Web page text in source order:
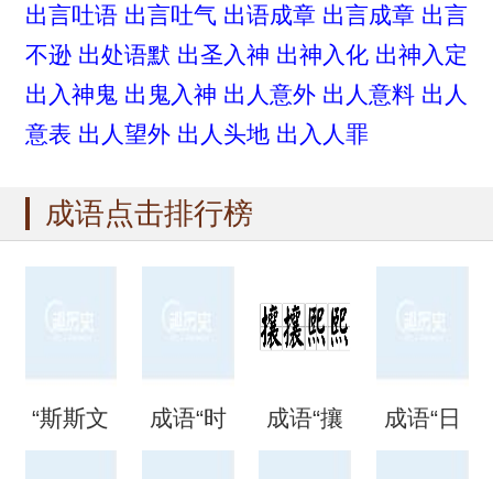
出言吐语 出言吐气 出语成章 出言成章 出言
不逊 出处语默 出圣入神 出神入化 出神入定
出入神鬼 出鬼入神 出人意外 出人意料 出人
意表 出人望外 出人头地 出入人罪
成语点击排行榜
“斯斯文 成语“时 成语“攘 成语“日